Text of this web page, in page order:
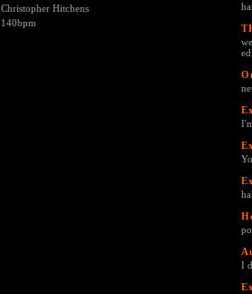
Christopher Hitchens
140bpm
I